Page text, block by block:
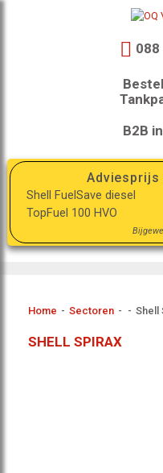
B2B
Adviesprijs
Shell FuelSave diesel
TopFuel 100 HVO
Home - Sectoren - - Shell
SHELL SPIRAX